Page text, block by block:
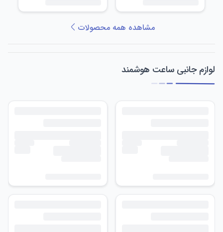
مشاهده همه محصولات
لوازم جانبی ساعت هوشمند